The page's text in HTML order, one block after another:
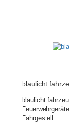
blaulicht
blaulicht
Fahrgestell